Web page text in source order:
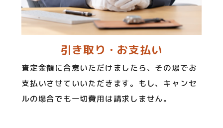
引き取り・お支払い
査定金額に合意いただけましたら、その場でお
支払いさせていいただきます。もし、キャンセ
ルの場合でも一切費用は請求しません。